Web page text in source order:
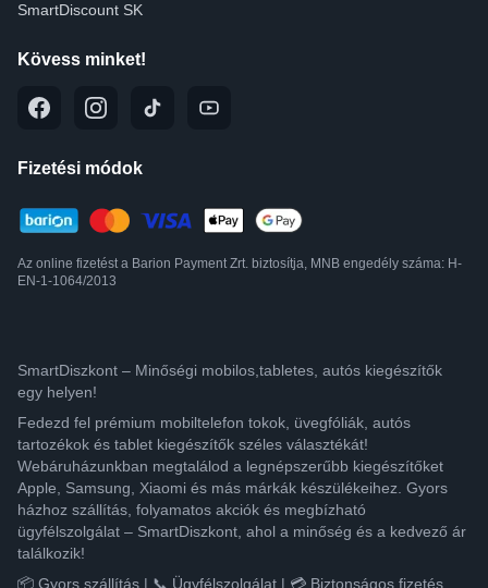
SmartDiscount SK
Kövess minket!
Fizetési módok
Az online fizetést a Barion Payment Zrt. biztosítja, MNB engedély száma: H-
EN-1-1064/2013
SmartDiszkont – Minőségi mobilos,tabletes, autós kiegészítők
egy helyen!
Fedezd fel prémium mobiltelefon tokok, üvegfóliák, autós
tartozékok és tablet kiegészítők széles választékát!
Webáruházunkban megtalálod a legnépszerűbb kiegészítőket
Apple, Samsung, Xiaomi és más márkák készülékeihez. Gyors
házhoz szállítás, folyamatos akciók és megbízható
ügyfélszolgálat – SmartDiszkont, ahol a minőség és a kedvező ár
találkozik!
📦 Gyors szállítás | 📞 Ügyfélszolgálat | 💳 Biztonságos fizetés